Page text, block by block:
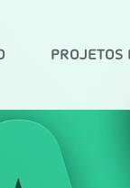
PROJETOS